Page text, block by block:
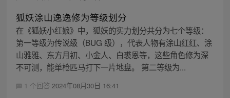
狐妖涂山逸逸修为等级划分
在《狐妖小红娘》中，狐妖的实力划分共分为七个等级：
第一等级为传说级（BUG 级），代表人物有涂山红红、涂
山雅雅、东方月初、小金人、白裘恩等，这些角色修为深
不可测，能单枪匹马打下一片地盘。 第二等级为...
1 个回答 2024年08月30日 16:41